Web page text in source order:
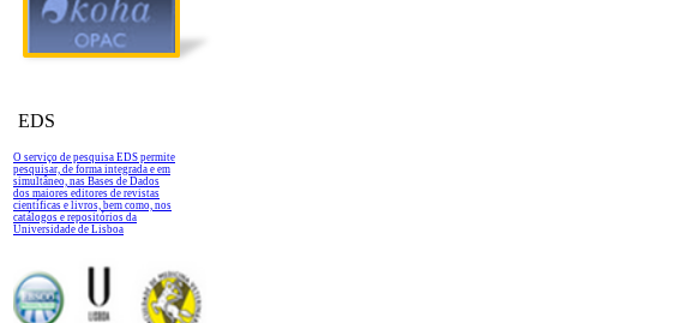
EDS
O serviço de pesquisa EDS permite
pesquisar, de forma integrada e em
simultâneo, nas Bases de Dados
dos maiores editores de revistas
científicas e livros, bem como, nos
catálogos e repositórios da
Universidade de Lisboa